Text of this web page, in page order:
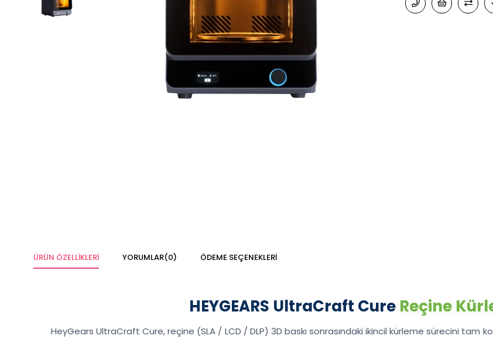
ÜRÜN ÖZELLIKLERI YORUMLAR(0) ÖDEME SEÇENEKLERI
HEYGEARS UltraCraft Cure Reçine
HeyGears UltraCraft Cure, reçine (SLA / LCD / DLP) 3D baskı sonrasındaki ikincil kürleme sürecini